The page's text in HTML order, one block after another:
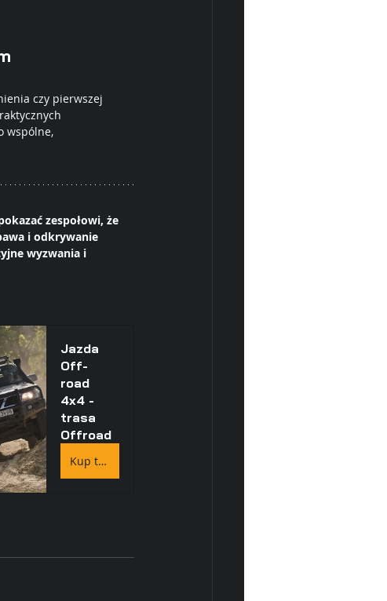
czy pierwszej
wspólne,
zespołowi, że
i odkrywanie
wyzwania i
Jazda
Off-
road
4x4 -
trasa
Offroad
Kup teraz